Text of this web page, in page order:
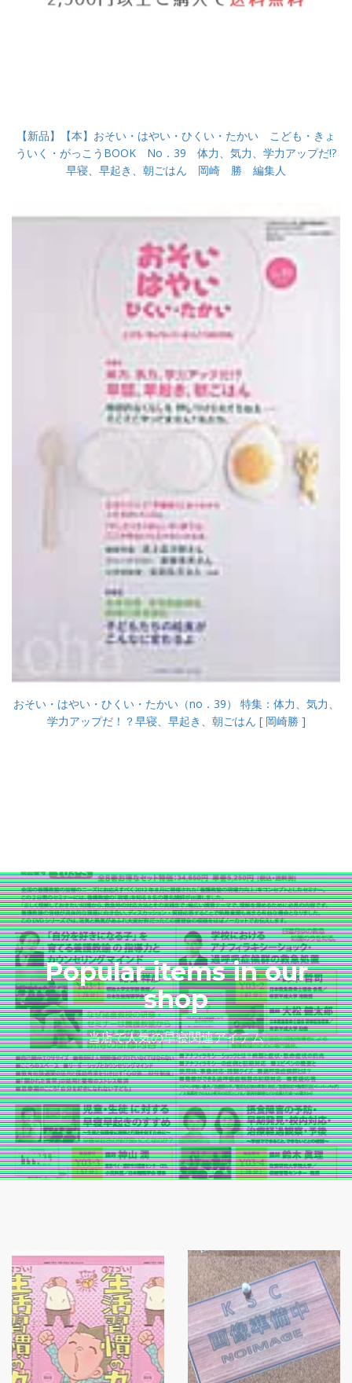
【新品】【本】おそい・はやい・ひくい・たかい こども・きょ
ういく・がっこうBOOK No．39 体力、気力、学力アップだ!?
早寝、早起き、朝ごはん 岡崎 勝 編集人
おそい・はやい・ひくい・たかい（no．39） 特集：体力、気力、
学力アップだ！？早寝、早起き、朝ごはん [ 岡崎勝 ]
Popular items in our
shop
当店で人気の早寝関連アイテム